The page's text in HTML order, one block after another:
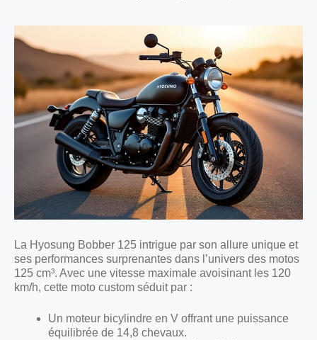
La Hyosung Bobber 125 intrigue par son allure unique et
ses performances surprenantes dans l’univers des motos
125 cm³. Avec une vitesse maximale avoisinant les 120
km/h, cette moto custom séduit par :
Un moteur bicylindre en V offrant une puissance
équilibrée de 14,8 chevaux.